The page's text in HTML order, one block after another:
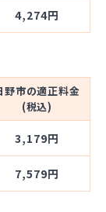
4,274円
野市の適正料金
(税込)
3,179円
7,579円